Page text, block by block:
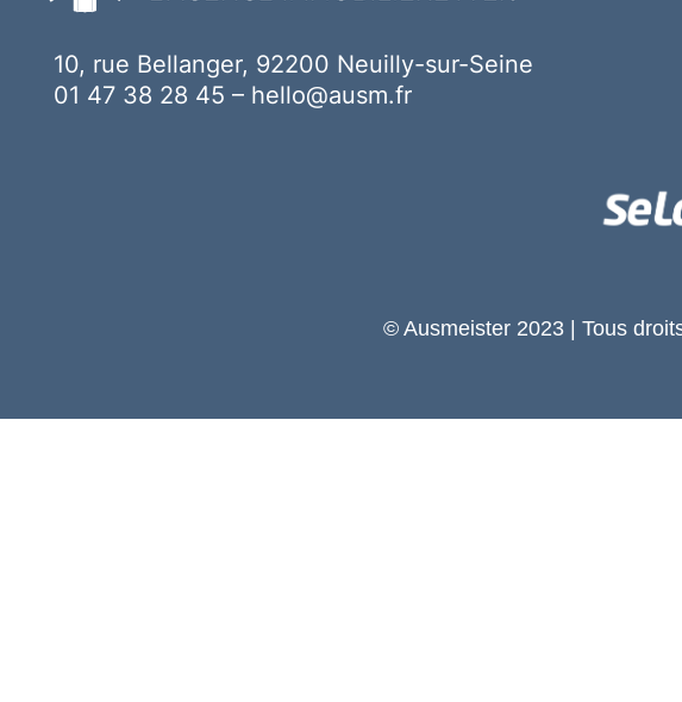
10, rue Bellanger, 92200 Neuilly-sur-Seine
01 47 38 28 45 – hello@ausm.fr
© Ausmeister 2023 | Tous